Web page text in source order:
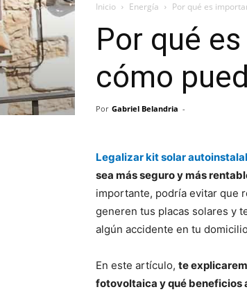
Inicio Energía Por qué es
Por qué
cómo
Por Gabriel Belandria -
Legalizar kit solar
sea más seguro y más
importante, podría evitar que
generen tus placas solares y
algún accidente en tu
En este artículo, te
fotovoltaica y qué beneficios